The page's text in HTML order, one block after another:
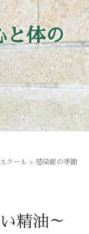
と体の
クール > 感染症の季節
精油～